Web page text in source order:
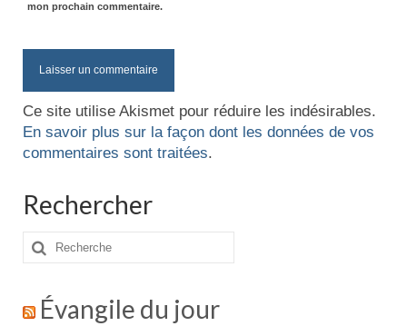
mon prochain commentaire.
Ce site utilise Akismet pour réduire les indésirables.
En savoir plus sur la façon dont les données de vos
commentaires sont traitées.
Rechercher
Rechercher
:
Évangile du jour